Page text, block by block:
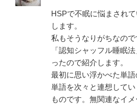
HSPで不眠に悩まされ
します。
私もそうなりがちなの
「認知シャッフル睡眠
ったので紹介します。
最初に思い浮かべた単
単語を次々と連想して
ものです。無関連なイ